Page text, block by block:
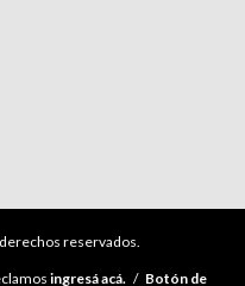
reservados.
ingresá acá. / Botón de